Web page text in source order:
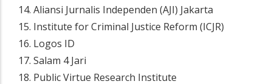
Aliansi Jurnalis Independen (AJI) Jakarta
Institute for Criminal Justice Reform (ICJR)
Logos ID
Salam 4 Jari
Public Virtue Research Institute